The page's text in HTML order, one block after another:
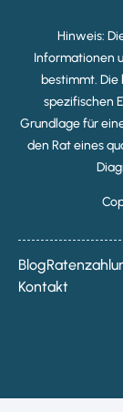
Hinweis:
Informationen
bestimmt.
spezifischen
Grundlage für
den Rat eines
Blog
Kontakt